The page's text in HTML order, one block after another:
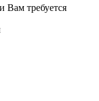
требуется